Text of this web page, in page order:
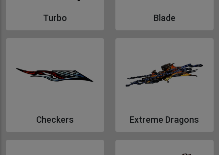
Turbo Blade
Checkers Extreme Dragons